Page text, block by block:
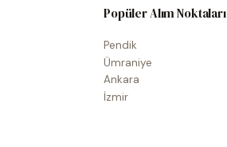
Popüler Alım Noktaları
Pendik
Ümraniye
Ankara
İzmir